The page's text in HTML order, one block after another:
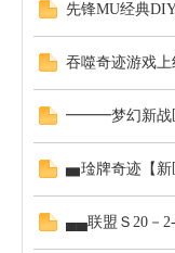
先锋MU经典
吞噬奇迹游戏
━━━梦幻新战
▅琻牌奇迹【
▄▄联盟Ｓ20－